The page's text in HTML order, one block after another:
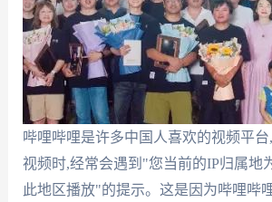
哔哩哔哩是许多中国人喜欢的视频平
视频时,经常会遇到"您当前的IP归属地
此地区播放"的提示。这是因为哔哩哔